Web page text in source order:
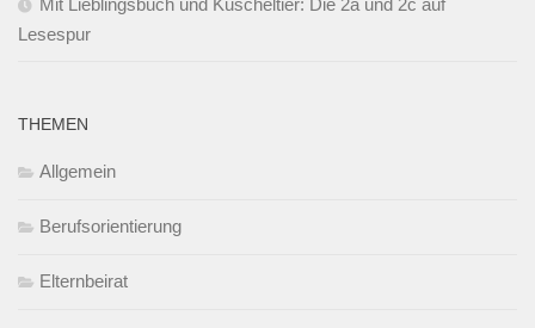
Mit Lieblingsbuch und Kuscheltier: Die 2a und 2c auf
Lesespur
THEMEN
Allgemein
Berufsorientierung
Elternbeirat